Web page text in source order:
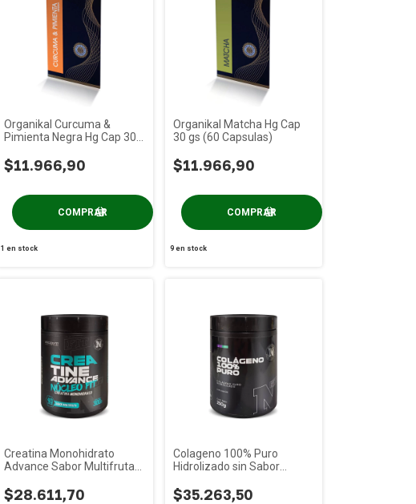
Organikal Curcuma &
Pimienta Negra Hg Cap 30
$11.966,90
1 en stock
Organikal Matcha Hg Cap
30 gs (60 Capsulas)
$11.966,90
9 en stock
Creatina Monohidrato
Advance Sabor Multifruta
$28.611,70
Colageno 100% Puro
Hidrolizado sin Sabor
$35.263,50